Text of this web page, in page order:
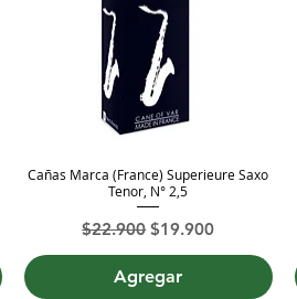
Vista rápida
Cañas Marca (France) Superieure Saxo
Tenor, N° 2,5
Precio
$22.900Precio de oferta
$19.900
Agregar